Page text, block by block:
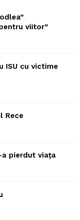
viitor”
ISU cu victime
Rece
a pierdut viața